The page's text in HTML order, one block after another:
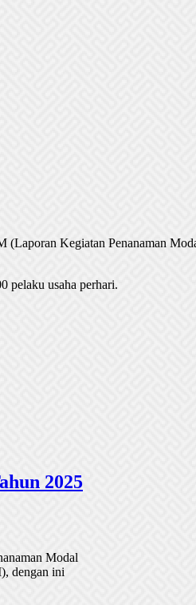
Kegiatan Penanaman
pelaku usaha perhari.
2025
Modal
dengan ini